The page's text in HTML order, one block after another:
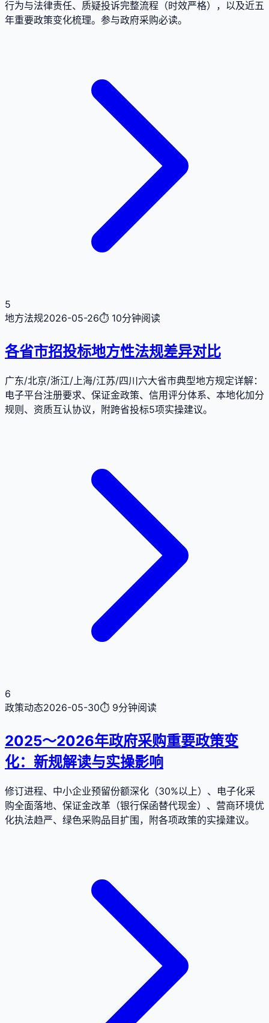
行为与法律责任、质疑投诉完整流程（时效严格），以及近五
年重要政策变化梳理。参与政府采购必读。
5
地方法规2026-05-26⏱ 10分钟阅读
各省市招投标地方性法规差异对比
广东/北京/浙江/上海/江苏/四川六大省市典型地方规定详解：
电子平台注册要求、保证金政策、信用评分体系、本地化加分
规则、资质互认协议，附跨省投标5项实操建议。
6
政策动态2026-05-30⏱ 9分钟阅读
2025～2026年政府采购重要政策变
化：新规解读与实操影响
修订进程、中小企业预留份额深化（30%以上）、电子化采
购全面落地、保证金改革（银行保函替代现金）、营商环境优
化执法趋严、绿色采购品目扩围，附各项政策的实操建议。